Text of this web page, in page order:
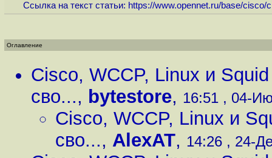
Ссылка на текст статьи: https://www.opennet.ru/base/cisco/
Оглавление
Cisco, WCCP, Linux и
сво..., bytestore, 16:51 , 04-
Cisco, WCCP, Linux и
сво..., AlexAT, 14:26 , 24-